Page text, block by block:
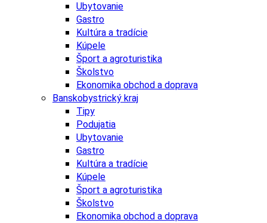
Ubytovanie
Gastro
Kultúra a tradície
Kúpele
Šport a agroturistika
Školstvo
Ekonomika obchod a doprava
Banskobystrický kraj
Tipy
Podujatia
Ubytovanie
Gastro
Kultúra a tradície
Kúpele
Šport a agroturistika
Školstvo
Ekonomika obchod a doprava